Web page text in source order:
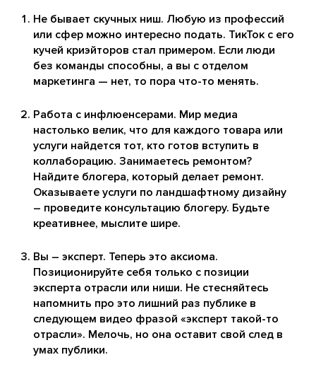
Не бывает скучных ниш. Любую из профессий
или сфер можно интересно подать. ТикТок с его
кучей криэйторов стал примером. Если люди
без команды способны, а вы с отделом
маркетинга — нет, то пора что-то менять.
Работа с инфлюенсерами. Мир медиа
настолько велик, что для каждого товара или
услуги найдется тот, кто готов вступить в
коллаборацию. Занимаетесь ремонтом?
Найдите блогера, который делает ремонт.
Оказываете услуги по ландшафтному дизайну
– проведите консультацию блогеру. Будьте
креативнее, мыслите шире.
Вы – эксперт. Теперь это аксиома.
Позиционируйте себя только с позиции
эксперта отрасли или ниши. Не стесняйтесь
напомнить про это лишний раз публике в
следующем видео фразой «эксперт такой-то
отрасли». Мелочь, но она оставит свой след в
умах публики.